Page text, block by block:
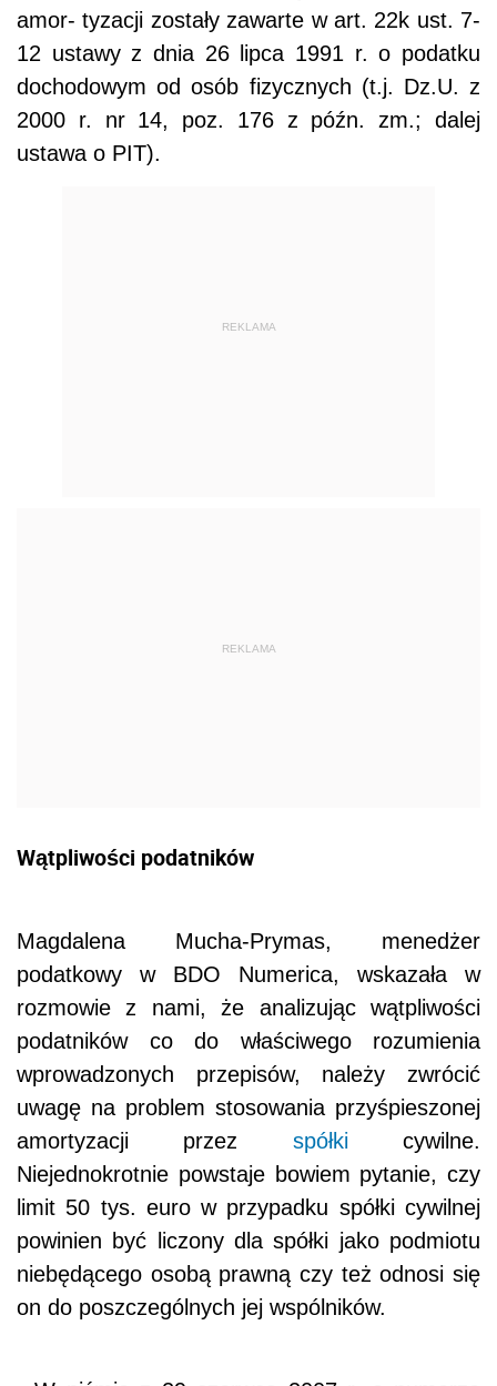
amor- tyzacji zostały zawarte w art. 22k ust. 7-
12 ustawy z dnia 26 lipca 1991 r. o podatku
dochodowym od osób fizycznych (t.j. Dz.U. z
2000 r. nr 14, poz. 176 z późn. zm.; dalej
ustawa o PIT).
REKLAMA
REKLAMA
Wątpliwości podatników
Magdalena Mucha-Prymas, menedżer
podatkowy w BDO Numerica, wskazała w
rozmowie z nami, że analizując wątpliwości
podatników co do właściwego rozumienia
wprowadzonych przepisów, należy zwrócić
uwagę na problem stosowania przyśpieszonej
amortyzacji przez spółkicywilne.
Niejednokrotnie powstaje bowiem pytanie, czy
limit 50 tys. euro w przypadku spółki cywilnej
powinien być liczony dla spółki jako podmiotu
niebędącego osobą prawną czy też odnosi się
on do poszczególnych jej wspólników.